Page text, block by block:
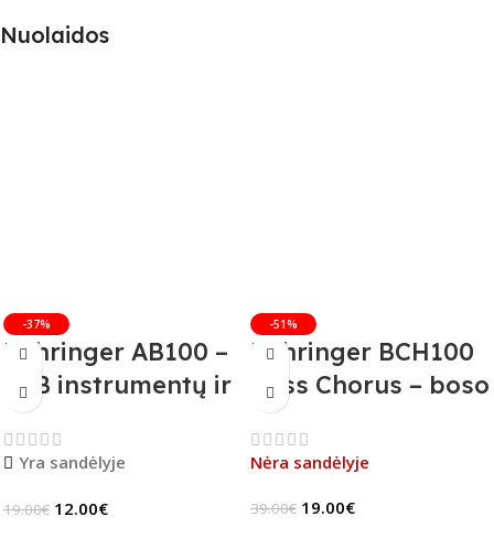
Nuolaidos
-37%
Behringer AB100 –
A/B instrumentų ir
jungiklis
Yra sandėlyje
19.00€ 12.00€
-51%
Behringer BCH100
Bass Chorus – boso
Stock)
Nėra sandėlyje
39.00€ 19.00€